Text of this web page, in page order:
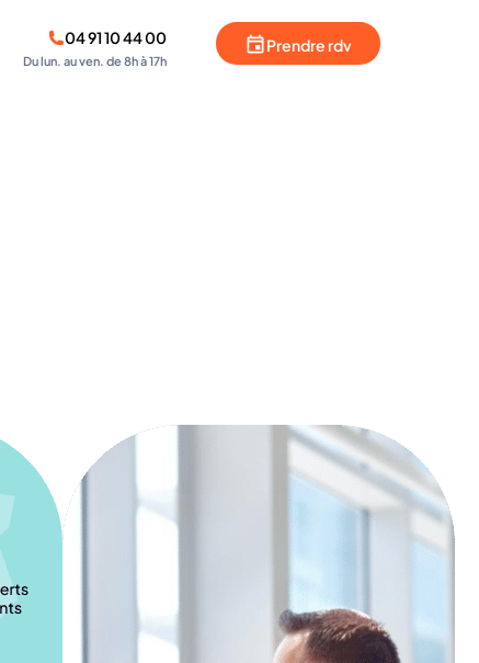
04 91 10 44 00
Du lun. au ven. de 8h à 17h
Prendre rdv